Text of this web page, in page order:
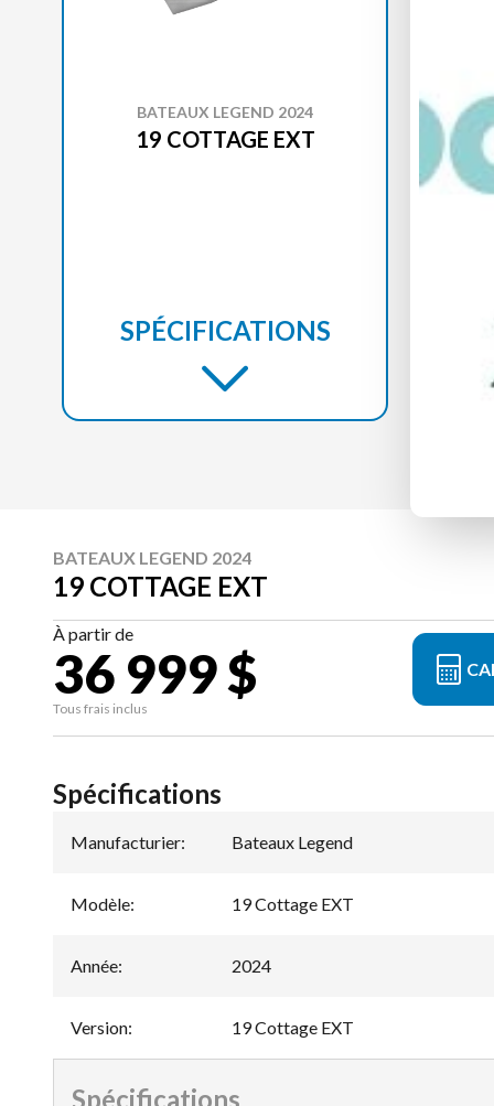
BATEAUX LEGEND 2024
19 COTTAGE EXT
SPÉCIFICATIONS
BATEAUX LEGEND 2024
19 COTTAGE EXT
À partir de
36 999 $
Tous frais inclus
Spécifications
Manufacturier: Bateaux Legend
Modèle: 19 Cottage EXT
Année: 2024
Version: 19 Cottage EXT
Spécifications